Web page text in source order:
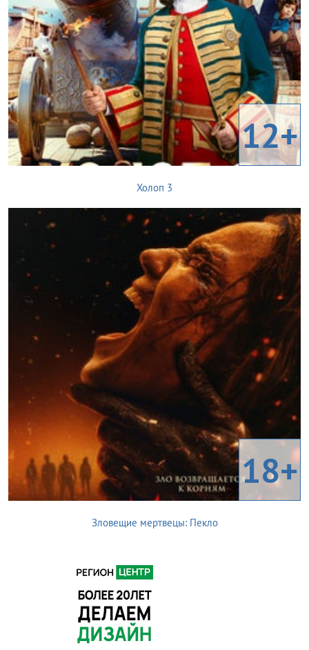
12+
Холоп 3
18+
Зловещие мертвецы: Пекло